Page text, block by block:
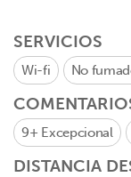
SERVICIOS
Wi-fi No
9+ Excepcional
DISTANCIA